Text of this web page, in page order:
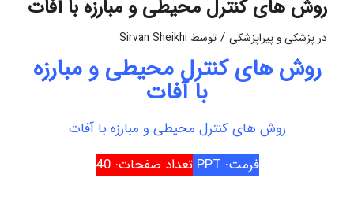
روش های کنترل محیطی و مبارزه با آفات
در پزشکی و پیراپزشکی / توسط Sirvan Sheikhi
روش های کنترل محیطی و مبارزه
با آفات
روش های کنترل محیطی و مبارزه با آفات
فرمت: PPT
تعداد صفحات: 40